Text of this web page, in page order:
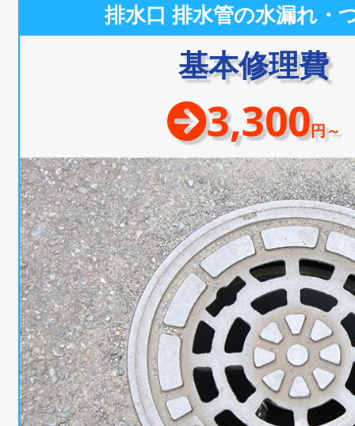
排水口 排水管の水漏れ・
基本修理費
3,300円～